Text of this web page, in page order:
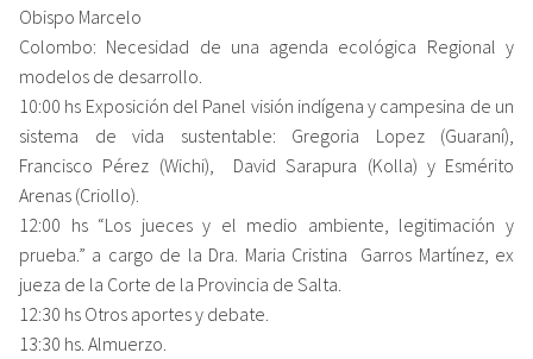
Obispo Marcelo
Colombo: Necesidad de una agenda ecológica Regional y
modelos de desarrollo.
10:00 hs Exposición del Panel visión indígena y campesina de un
sistema de vida sustentable: Gregoria Lopez (Guaraní),
Francisco Pérez (Wichi), David Sarapura (Kolla) y Esmérito
Arenas (Criollo).
12:00 hs “Los jueces y el medio ambiente, legitimación y
prueba.” a cargo de la Dra. Maria Cristina Garros Martínez, ex
jueza de la Corte de la Provincia de Salta.
12:30 hs Otros aportes y debate.
13:30 hs. Almuerzo.